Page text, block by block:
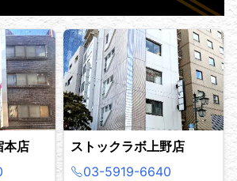
本店
ストックラボ上野店
03-5919-6640